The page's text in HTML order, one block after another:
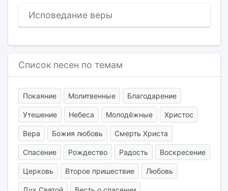
Исповедание веры
Список песен по темам
Покаяние Молитвенные Благодарение
Утешение Небеса Молодёжные Христос
Вера Божия любовь Смерть Христа
Спасение Рождество Радость Воскресение
Церковь Второе пришествие Любовь